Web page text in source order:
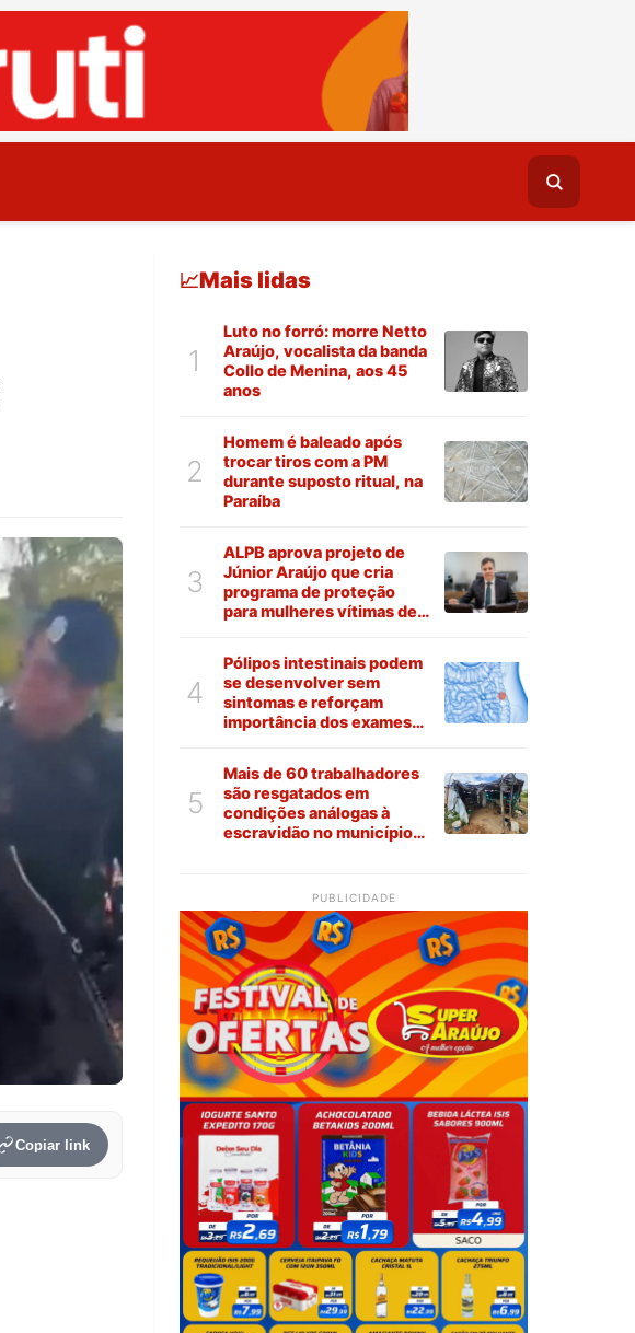
Copiar link
📈Mais lidas
1
Luto no forró: morre Netto
Araújo, vocalista da banda
Collo de Menina, aos 45
anos
2
Homem é baleado após
trocar tiros com a PM
durante suposto ritual, na
Paraíba
3
ALPB aprova projeto de
Júnior Araújo que cria
programa de proteção
para mulheres vítimas de
4
Pólipos intestinais podem
se desenvolver sem
sintomas e reforçam
importância dos exames
5
Mais de 60 trabalhadores
são resgatados em
condições análogas à
escravidão no município
PUBLICIDADE